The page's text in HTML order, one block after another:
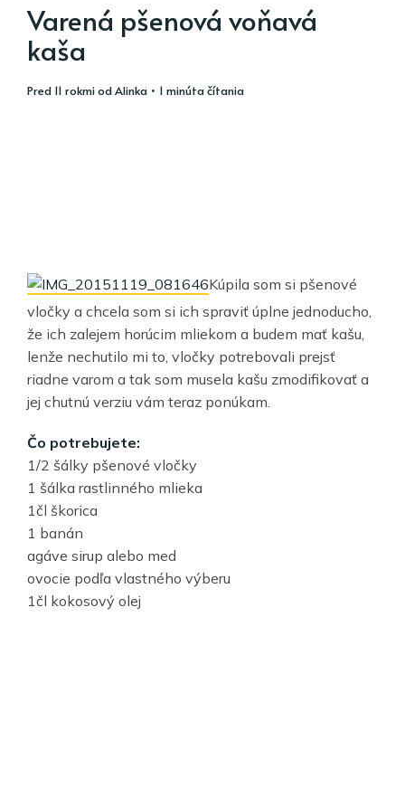
Varená pšenová voňavá
kaša
pred 11 rokmiodAlinka • 1 minúta čítania
Kúpila som si pšenové
vločky a chcela som si ich spraviť úplne jednoducho,
že ich zalejem horúcim mliekom a budem mať kašu,
lenže nechutilo mi to, vločky potrebovali prejsť
riadne varom a tak som musela kašu zmodifikovať a
jej chutnú verziu vám teraz ponúkam.
Čo potrebujete:
1/2 šálky pšenové vločky
1 šálka rastlinného mlieka
1čl škorica
1 banán
agáve sirup alebo med
ovocie podľa vlastného výberu
1čl kokosový olej